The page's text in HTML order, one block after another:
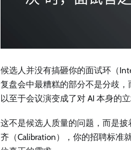
候选人并没有搞砸你的面试环（
复盘会中最糟糕的部分不是分歧
以至于会议演变成了对 AI 本身的
这不是候选人质量的问题，而是
齐（Calibration），你的招聘标准